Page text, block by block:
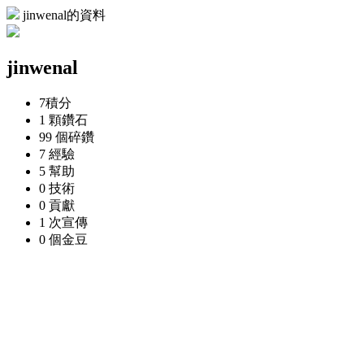
jinwenal的資料
jinwenal
7積分
1 顆鑽石
99 個碎鑽
7 經驗
5 幫助
0 技術
0 貢獻
1 次宣傳
0 個金豆